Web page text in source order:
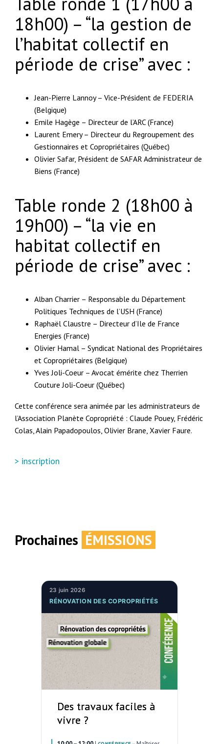
18h00) – “la gestion de
l’habitat collectif en
période de crise” avec :
Jean-Pierre Lannoy – Vice-Président de FEDERIA
(Belgique)
Emile Hagège – Directeur de l’ARC (France)
Laurent Emery – Directeur du Regroupement des
Gestionnaires et Copropriétaires (Québec)
Olivier Safar, Président de SAFAR Administrateur de
Biens (France)
Table ronde 2 (18h00 à
19h00) – “la vie en
habitat collectif en
période de crise” avec :
Alban Charrier – Responsable du Département
Politiques Techniques de l’USH (France)
Raphaël Claustre – Directeur d’Ile de France
Energies (France)
Olivier Hamal – Syndicat National des Propriétaires
et Copropriétaires (Belgique)
Yves Joli-Coeur – Avocat émérite chez Therrien
Couture Joli-Coeur (Québec)
Cette conférence sera animée par les administrateurs de
l’Association Planète Copropriété : Claude Pouey, Frédéric
Colas, Alain Papadopoulos, Olivier Brane, Xavier Faure.
> inscription
Prochaines ÉMISSIONS
23 juin 2026
RÉNOVATION DES COPROPRIÉTÉS
Des travaux faciles à
vivre ?